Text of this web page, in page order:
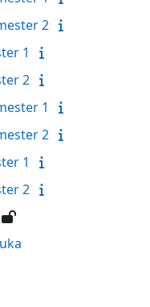
2
1
2
1
2
1
2